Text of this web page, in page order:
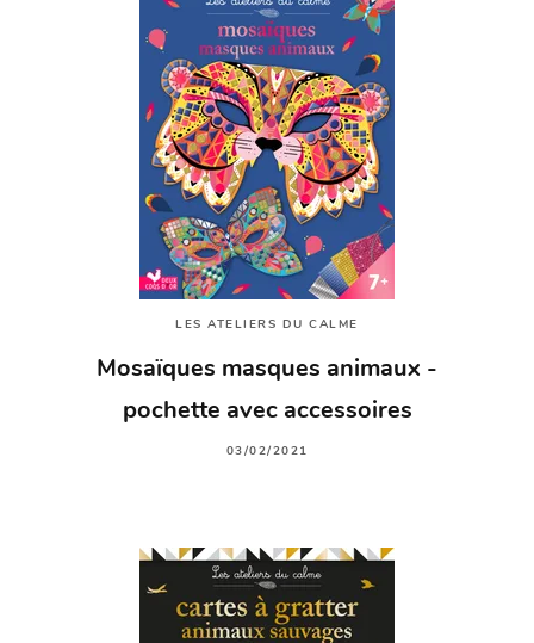
LES ATELIERS DU CALME
Mosaïques masques animaux -
pochette avec accessoires
03/02/2021